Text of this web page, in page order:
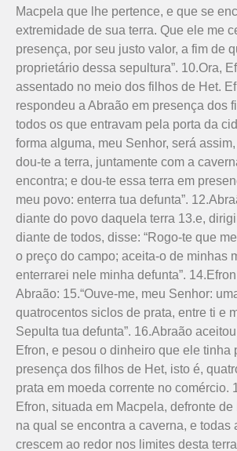
Macpela que lhe pertence, e que se
extremidade de sua terra. Que ele me
presença, por seu justo valor, a fim de
proprietário dessa sepultura”. 10.Ora,
assentado no meio dos filhos de Het.
respondeu a Abraão em presença dos
todos os que entravam pela porta da
forma alguma, meu Senhor, será
dou-te a terra, juntamente com a
encontra; e dou-te essa terra em
meu povo: enterra tua defunta”.
diante do povo daquela terra 13.e,
diante de todos, disse: “Rogo-te que
o preço do campo; aceita-o de minhas
enterrarei nele minha defunta”.
Abraão: 15.“Ouve-me, meu Senhor:
quatrocentos siclos de prata, entre ti e
Sepulta tua defunta”. 16.Abraão
Efron, e pesou o dinheiro que ele tinha
presença dos filhos de Het, isto é,
prata em moeda corrente no comércio.
Efron, situada em Macpela, defronte de
na qual se encontra a caverna, e todas
crescem ao redor nos limites desta